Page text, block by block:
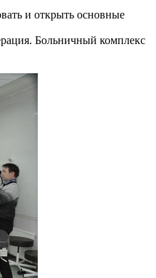
и открыть основные
Больничный комплекс